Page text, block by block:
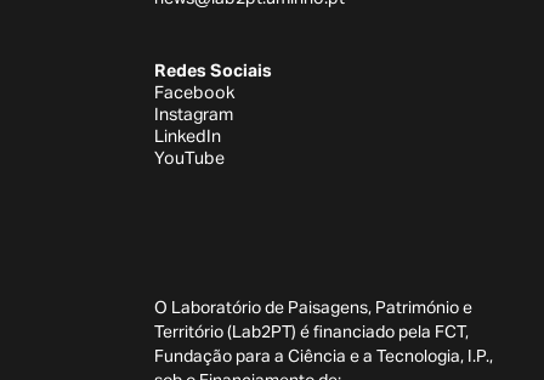
Redes Sociais
Facebook
Instagram
LinkedIn
YouTube
O Laboratório de Paisagens, Património e
Território (Lab2PT) é financiado pela FCT,
Fundação para a Ciência e a Tecnologia, I.P.,